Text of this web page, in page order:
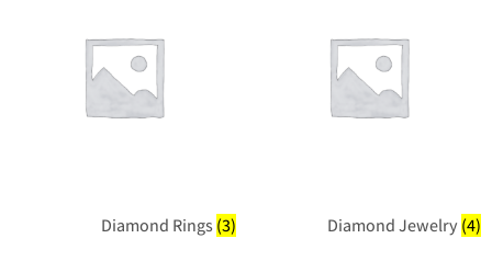
Diamond Jewelry(4)
Diamond Rings(3)